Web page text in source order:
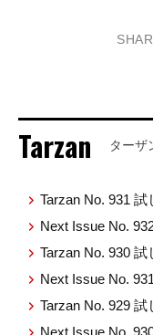
Tarzan ターザ
Tarzan No. 931
Next Issue No.
Tarzan No. 930
Next Issue No.
Tarzan No. 929
Next Issue No.